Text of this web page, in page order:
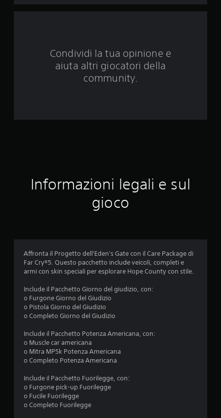
e
a
o
n
i
Condividi la tua opinione e
aiuta altri giocatori della
community.
Informazioni legali e sul
gioco
Affronta il Progetto dell'Eden's Gate con il Care Package di
Far Cry®5. Questo pacchetto include veicoli, completi e
armi con skin speciali per esplorare Hope County con stile.
Include il Pacchetto Giorno del giudizio, con:
o Furgone Giorno del Giudizio
o Pistola Giorno del Giudizio
o Completo Giorno del Giudizio
Include il Pacchetto Potenza Americana, con:
o Muscle car americana
o Mitra MP5k Potenza Americana
o Completo Potenza Americana
Include il Pacchetto Fuorilegge, con:
o Furgone pick-up Fuorilegge
o Fucile Fuorilegge
o Completo Fuorilegge